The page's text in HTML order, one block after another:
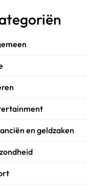
en geldzaken